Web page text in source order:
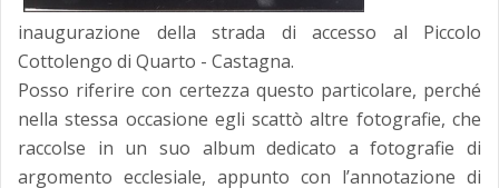
inaugurazione della strada di accesso al Piccolo
Cottolengo di Quarto - Castagna.
Posso riferire con certezza questo particolare, perché
nella stessa occasione egli scattò altre fotografie, che
raccolse in un suo album dedicato a fotografie di
argomento ecclesiale, appunto con l’annotazione di